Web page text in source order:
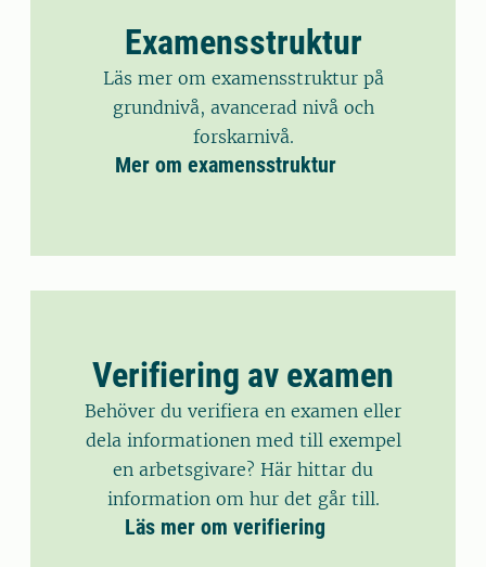
Examensstruktur
Läs mer om examensstruktur på
grundnivå, avancerad nivå och
forskarnivå.
Mer om examensstruktur
Verifiering av examen
Behöver du verifiera en examen eller
dela informationen med till exempel
en arbetsgivare? Här hittar du
information om hur det går till.
Läs mer om verifiering